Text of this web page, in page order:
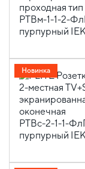
Новинка